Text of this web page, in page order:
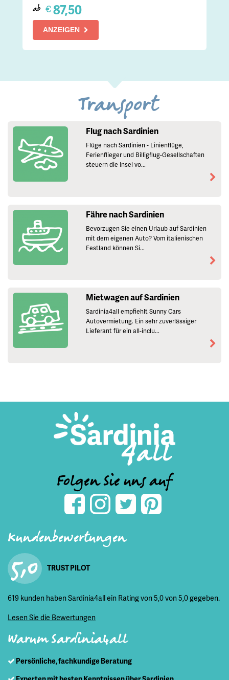
ab €87,50
ANZEIGEN
Transport
Flug nach Sardinien
Flüge nach Sardinien - Linienflüge,
Ferienflieger und Billigflug-Gesellschaften
steuern die Insel vo...
Fähre nach Sardinien
Bevorzugen Sie einen Urlaub auf Sardinien
mit dem eigenen Auto? Vom italienischen
Festland können Si...
Mietwagen auf Sardinien
Sardinia4all empfiehlt Sunny Cars
Autovermietung. Ein sehr zuverlässiger
Lieferant für ein all-inclu...
Folgen Sie uns auf
Kundenbewertungen
5,0 TRUST PILOT
619 kunden haben Sardinia4all ein Rating von 5,0 von 5,0 gegeben.
Lesen Sie die Bewertungen
Warum Sardinia4all
Persönliche, fachkundige Beratung